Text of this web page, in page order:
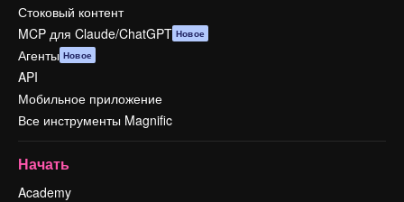
Стоковый контент
MCP для Claude/ChatGPT Новое
Агенты Новое
API
Мобильное приложение
Все инструменты Magnific
Начать
Academy